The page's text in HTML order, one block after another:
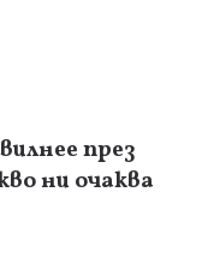
през
ни очаква